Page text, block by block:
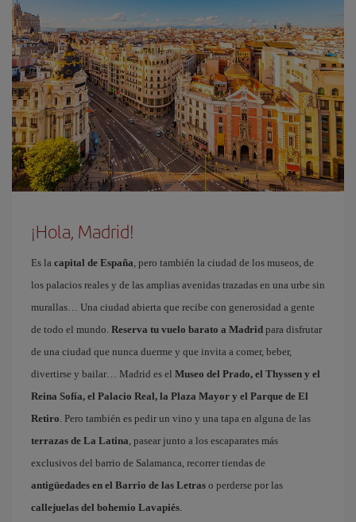
¡Hola, Madrid!
Es la capital de España, pero también la ciudad de los museos, de
los palacios reales y de las amplias avenidas trazadas en una urbe sin
murallas… Una ciudad abierta que recibe con generosidad a gente
de todo el mundo. Reserva tu vuelo barato a Madrid para disfrutar
de una ciudad que nunca duerme y que invita a comer, beber,
divertirse y bailar… Madrid es el Museo del Prado, el Thyssen y el
Reina Sofía, el Palacio Real, la Plaza Mayor y el Parque de El
Retiro. Pero también es pedir un vino y una tapa en alguna de las
terrazas de La Latina, pasear junto a los escaparates más
exclusivos del barrio de Salamanca, recorrer tiendas de
antigüedades en el Barrio de las Letras o perderse por las
callejuelas del bohemio Lavapiés.